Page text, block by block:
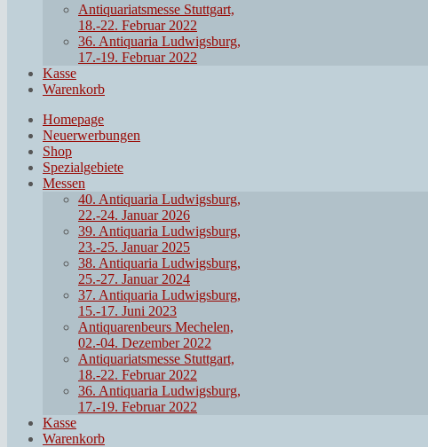
Antiquariatsmesse Stuttgart,
18.-22. Februar 2022
36. Antiquaria Ludwigsburg,
17.-19. Februar 2022
Kasse
Warenkorb
Homepage
Neuerwerbungen
Shop
Spezialgebiete
Messen
40. Antiquaria Ludwigsburg,
22.-24. Januar 2026
39. Antiquaria Ludwigsburg,
23.-25. Januar 2025
38. Antiquaria Ludwigsburg,
25.-27. Januar 2024
37. Antiquaria Ludwigsburg,
15.-17. Juni 2023
Antiquarenbeurs Mechelen,
02.-04. Dezember 2022
Antiquariatsmesse Stuttgart,
18.-22. Februar 2022
36. Antiquaria Ludwigsburg,
17.-19. Februar 2022
Kasse
Warenkorb